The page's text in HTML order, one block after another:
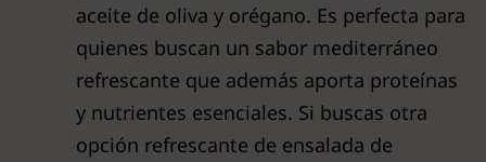
aceite de oliva y orégano. Es perfecta para
quienes buscan un sabor mediterráneo
refrescante que además aporta proteínas
y nutrientes esenciales. Si buscas otra
opción refrescante de ensalada de